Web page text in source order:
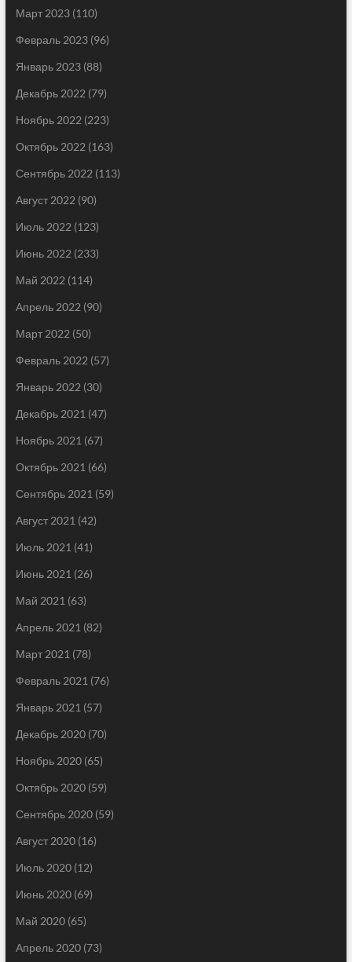
Март 2023(110)
Февраль 2023(96)
Январь 2023(88)
Декабрь 2022 (79)
Ноябрь 2022 (223)
Октябрь 2022 (163)
Сентябрь 2022 (113)
Август 2022 (90)
Июль 2022 (123)
Июнь 2022 (233)
Май 2022 (114)
Апрель 2022 (90)
Март 2022 (50)
Февраль 2022 (57)
Январь 2022 (30)
Декабрь 2021 (47)
Ноябрь 2021 (67)
Октябрь 2021 (66)
Сентябрь 2021 (59)
Август 2021 (42)
Июль 2021 (41)
Июнь 2021 (26)
Май 2021 (63)
Апрель 2021 (82)
Март 2021 (78)
Февраль 2021 (76)
Январь 2021 (57)
Декабрь 2020(70)
Ноябрь 2020(65)
Октябрь 2020(59)
Сентябрь 2020(59)
Август 2020(16)
Июль 2020(12)
Июнь 2020(69)
Май 2020(65)
Апрель 2020(73)